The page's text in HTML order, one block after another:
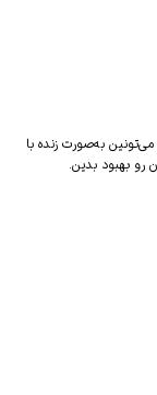
به‌صورت زنده با